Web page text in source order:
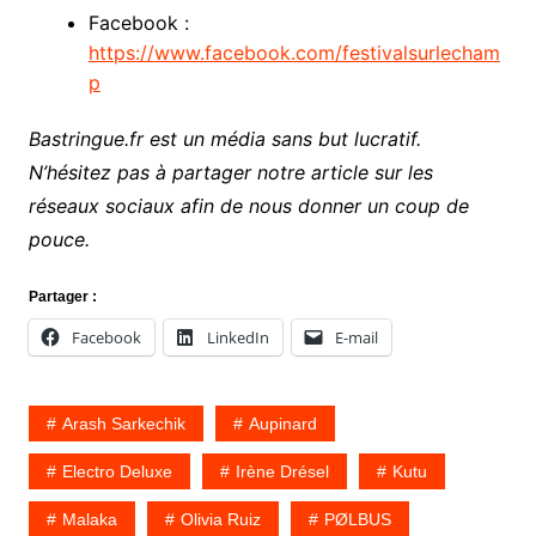
Facebook :
https://www.facebook.com/festivalsurlecham
p
Bastringue.fr est un média sans but lucratif.
N’hésitez pas à partager notre article sur les
réseaux sociaux afin de nous donner un coup de
pouce.
Partager :
Facebook LinkedIn E-mail
Arash Sarkechik Aupinard
Electro Deluxe Irène Drésel Kutu
Malaka Olivia Ruiz PØLBUS